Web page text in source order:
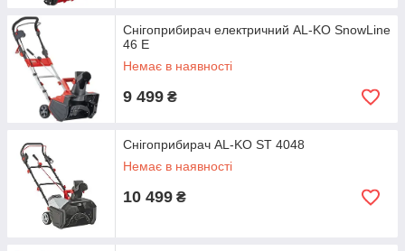
Снігоприбирач електричний AL-KO SnowLine
46 E
Немає в наявності
9 499 ₴
Снігоприбирач AL-KO ST 4048
Немає в наявності
10 499 ₴